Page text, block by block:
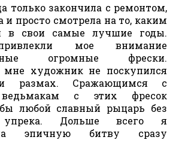
только закончила с ремонтом,
и просто смотрела на то, каким
в свои самые лучшие годы.
мое внимание
огромные фрески.
мне художник не поскупился
размах. Сражающимся с
с этих фресок
бы любой славный рыцарь без
Дольше всего я
эпичную битву сразу